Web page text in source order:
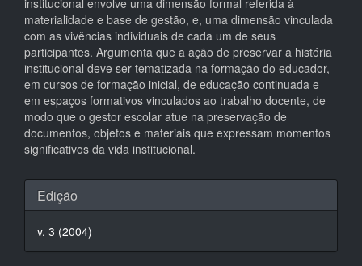
institucional envolve uma dimensão formal referida à
materialidade e base de gestão, e, uma dimensão vinculada
com as vivências individuais de cada um de seus
participantes. Argumenta que a ação de preservar a história
institucional deve ser tematizada na formação do educador,
em cursos de formação inicial, de educação continuada e
em espaços formativos vinculados ao trabalho docente, de
modo que o gestor escolar atue na preservação de
documentos, objetos e materiais que expressam momentos
significativos da vida institucional.
Detalhes
do
artigo
Edição
v. 3 (2004)